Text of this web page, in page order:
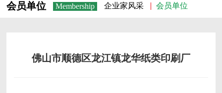
会员单位 Membership 企业家风采 会员单位
佛山市顺德区龙江镇龙华纸类印刷厂